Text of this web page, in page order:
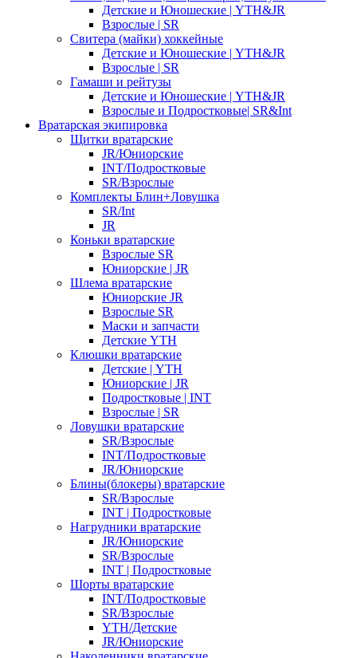
Детские и Юношеские | YTH&JR
Взрослые | SR
Свитера (майки) хоккейные
Детские и Юношеские | YTH&JR
Взрослые | SR
Гамаши и рейтузы
Детские и Юношеские | YTH&JR
Взрослые и Подростковые| SR&Int
Вратарская экипировка
Щитки вратарские
JR/Юниорские
INT/Подростковые
SR/Взрослые
Комплекты Блин+Ловушка
SR/Int
JR
Коньки вратарские
Взрослые SR
Юниорские | JR
Шлема вратарские
Юниорские JR
Взрослые SR
Маски и запчасти
Детские YTH
Клюшки вратарские
Детские | YTH
Юниорские | JR
Подростковые | INT
Взрослые | SR
Ловушки вратарские
SR/Взрослые
INT/Подростковые
JR/Юниорские
Блины(блокеры) вратарские
SR/Взрослые
INT | Подростковые
Нагрудники вратарские
JR/Юниорские
SR/Взрослые
INT | Подростковые
Шорты вратарские
INT/Подростковые
SR/Взрослые
YTH/Детские
JR/Юниорские